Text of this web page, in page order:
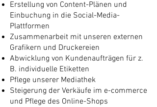
Erstellung von Content-Plänen und
Einbuchung in die Social-Media-
Plattformen
Zusammenarbeit mit unseren externen
Grafikern und Druckereien
Abwicklung von Kundenaufträgen für z.
B. individuelle Etiketten
Pflege unserer Mediathek
Steigerung der Verkäufe im e-commerce
und Pflege des Online-Shops